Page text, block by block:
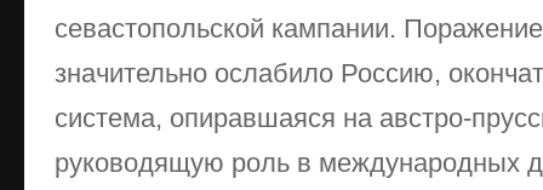
севастопольской кампании.
значительно ослабило Россию,
система, опиравшаяся на австро-
руководящую роль в международных